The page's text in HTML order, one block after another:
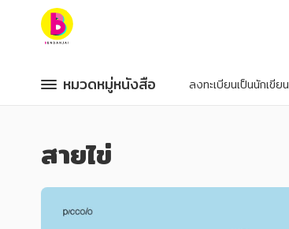
หมวดหมู่หนังสือ
หมวดหมู่ยอดนิยม
หนังสือออกใหม่
หนังสือเช่า
อีบุ๊กอ่านฟรี
หนังสือเสียง
โปรโมชั่นลดราคา
หมวดหมู่หนังสือ
หมวดหมู่หนังสือ
หมวดหมู่ยอดนิยม
หนังสือออกใหม่
หนังสือเช่า
อีบุ๊กอ่านฟรี
หนังสือเสียง
โปรโมชั่นลดราคา
ลงทะเบียนเป็นนักเขียน
สายไข่